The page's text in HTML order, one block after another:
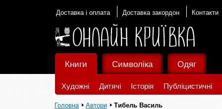
Доставка і оплата Доставка закордон Контакти
Книги
Художні Дитячі Історія Публіцистичні
Символіка Одяг
Головна Автори Тибель Василь